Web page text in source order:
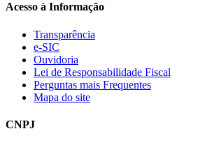
Acesso à Informação
Transparência
e-SIC
Ouvidoria
Lei de Responsabilidade Fiscal
Perguntas mais Frequentes
Mapa do site
CNPJ